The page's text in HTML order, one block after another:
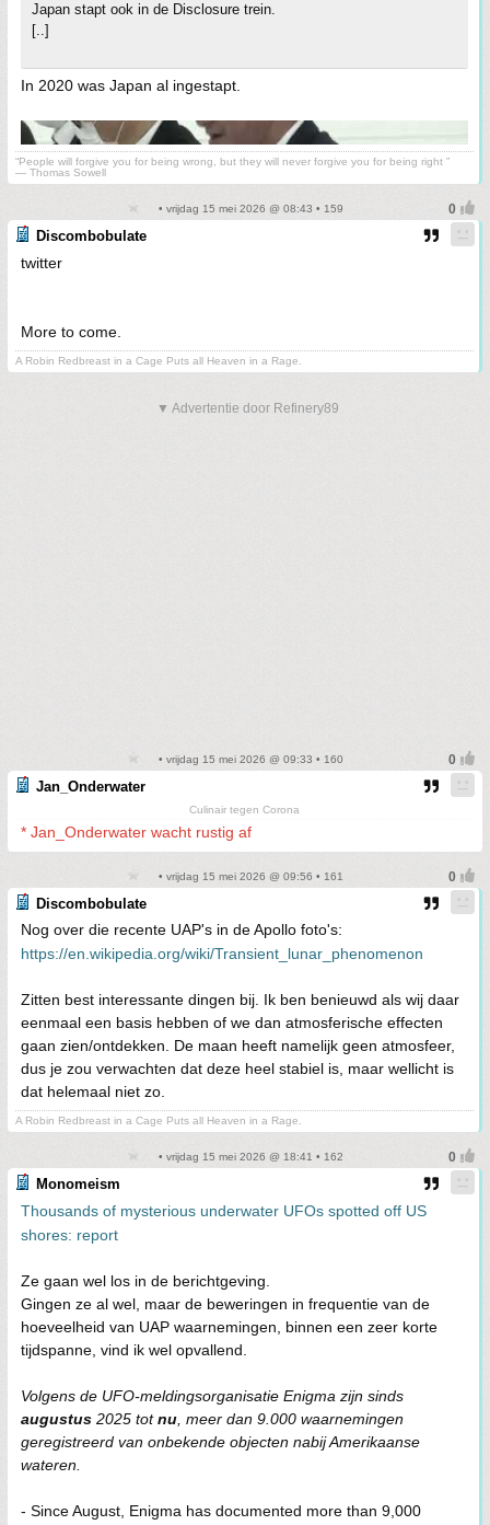
Japan stapt ook in de Disclosure trein.
[..]
In 2020 was Japan al ingestapt.
“People will forgive you for being wrong, but they will never forgive you for being right ”
― Thomas Sowell
• vrijdag 15 mei 2026 @ 08:43 • 159
Discombobulate
twitter
More to come.
A Robin Redbreast in a Cage Puts all Heaven in a Rage.
▼ Advertentie door Refinery89
• vrijdag 15 mei 2026 @ 09:33 • 160
Jan_Onderwater
Culinair tegen Corona
* Jan_Onderwater wacht rustig af
• vrijdag 15 mei 2026 @ 09:56 • 161
Discombobulate
Nog over die recente UAP's in de Apollo foto's:
https://en.wikipedia.org/wiki/Transient_lunar_phenomenon
Zitten best interessante dingen bij. Ik ben benieuwd als wij daar
eenmaal een basis hebben of we dan atmosferische effecten
gaan zien/ontdekken. De maan heeft namelijk geen atmosfeer,
dus je zou verwachten dat deze heel stabiel is, maar wellicht is
dat helemaal niet zo.
A Robin Redbreast in a Cage Puts all Heaven in a Rage.
• vrijdag 15 mei 2026 @ 18:41 • 162
Monomeism
Thousands of mysterious underwater UFOs spotted off US
shores: report
Ze gaan wel los in de berichtgeving.
Gingen ze al wel, maar de beweringen in frequentie van de
hoeveelheid van UAP waarnemingen, binnen een zeer korte
tijdspanne, vind ik wel opvallend.
Volgens de UFO-meldingsorganisatie Enigma zijn sinds
augustus 2025 totnu , meer dan 9.000 waarnemingen
geregistreerd van onbekende objecten nabij Amerikaanse
wateren.
- Since August, Enigma has documented more than 9,000